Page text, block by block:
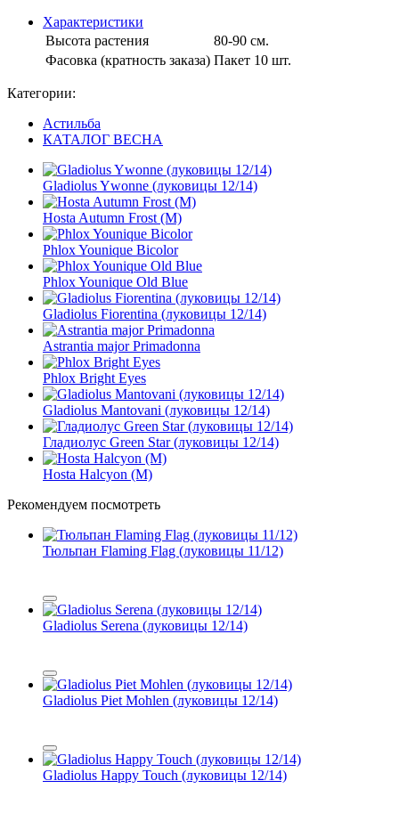
Характеристики
Высота растения
80-90 см.
Фасовка (кратность заказа) Пакет 10 шт.
Категории:
Астильба
КАТАЛОГ ВЕСНА
Gladiolus Ywonne (луковицы 12/14)
Hosta Autumn Frost (M)
Phlox Younique Bicolor
Phlox Younique Old Blue
Gladiolus Fiorentina (луковицы 12/14)
Astrantia major Primadonna
Phlox Bright Eyes
Gladiolus Mantovani (луковицы 12/14)
Гладиолус Green Star (луковицы 12/14)
Hosta Halcyon (M)
Рекомендуем посмотреть
Тюльпан Flaming Flag (луковицы 11/12)
Gladiolus Serena (луковицы 12/14)
Gladiolus Piet Mohlen (луковицы 12/14)
Gladiolus Happy Touch (луковицы 12/14)